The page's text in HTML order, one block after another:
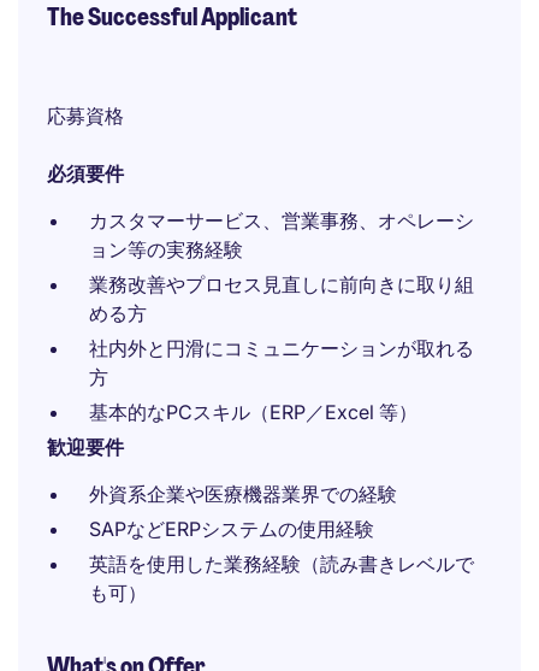
The Successful Applicant
応募資格
必須要件
カスタマーサービス、営業事務、オペレーシ
ョン等の実務経験
業務改善やプロセス見直しに前向きに取り組
める方
社内外と円滑にコミュニケーションが取れる
方
基本的なPCスキル（ERP／Excel 等）
歓迎要件
外資系企業や医療機器業界での経験
SAPなどERPシステムの使用経験
英語を使用した業務経験（読み書きレベルで
も可）